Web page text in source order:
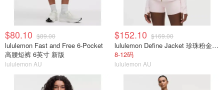
$80.10 $89.00
lululemon Fast and Free 6-Pocket
高腰短裤 6英寸 新版
lululemon AU
$152.10 $169.00
lululemon Define Jacket 珍珠粉金拉链
8-12码
lululemon AU